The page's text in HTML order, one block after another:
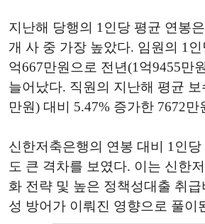
지난해 당행의 1인당 평균 연봉
개 사 중 가장 높았다. 임원의 1
억667만원으로 전년(1억9455만
늘어났다. 직원의 지난해 평균
만원) 대비 5.47% 증가한 7672
신한저축은행의 연봉 대비 1인
도 큰 격차를 보였다. 이는 신한
화 전략 및 높은 정책성대출 취
성 방어가 이뤄진 영향으로 풀이